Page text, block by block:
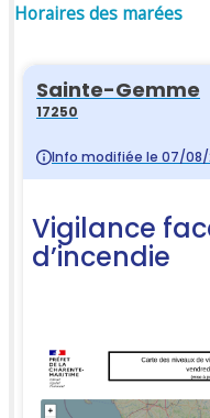
Horaires des marées